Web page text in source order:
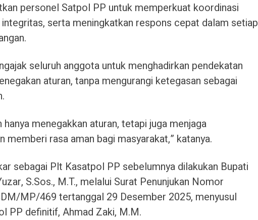
personel Satpol PP untuk memperkuat koordinasi
serta meningkatkan respons cepat dalam setiap
seluruh anggota untuk menghadirkan pendekatan
aturan, tanpa mengurangi ketegasan sebagai
hanya menegakkan aturan, tetapi juga menjaga
memberi rasa aman bagi masyarakat,” katanya.
sebagai Plt Kasatpol PP sebelumnya dilakukan Bupati
S.Sos., M.T., melalui Surat Penunjukan Nomor
MP/469 tertanggal 29 Desember 2025, menyusul
PP definitif, Ahmad Zaki, M.M.